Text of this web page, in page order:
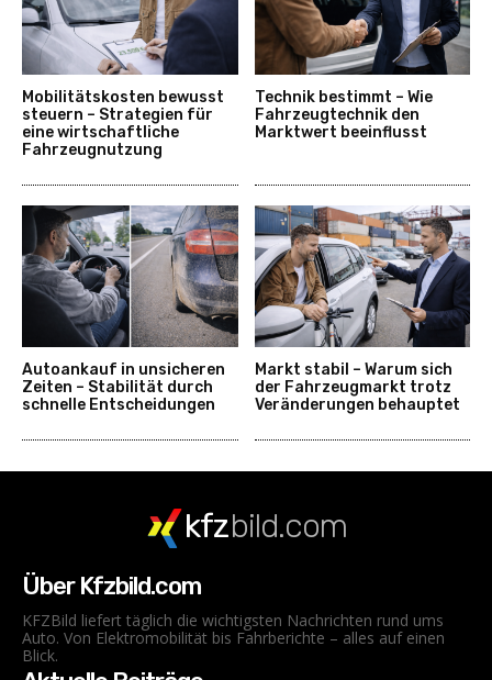
Mobilitätskosten bewusst
steuern – Strategien für
eine wirtschaftliche
Fahrzeugnutzung
Technik bestimmt – Wie
Fahrzeugtechnik den
Marktwert beeinflusst
Autoankauf in unsicheren
Zeiten – Stabilität durch
schnelle Entscheidungen
Markt stabil – Warum sich
der Fahrzeugmarkt trotz
Veränderungen behauptet
kfzbild.com
Über Kfzbild.com
KFZBild liefert täglich die wichtigsten Nachrichten rund ums
Auto. Von Elektromobilität bis Fahrberichte – alles auf einen
Blick.